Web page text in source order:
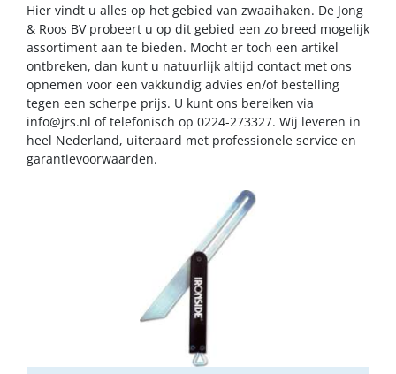
Hier vindt u alles op het gebied van zwaaihaken. De Jong
& Roos BV probeert u op dit gebied een zo breed mogelijk
assortiment aan te bieden. Mocht er toch een artikel
ontbreken, dan kunt u natuurlijk altijd contact met ons
opnemen voor een vakkundig advies en/of bestelling
tegen een scherpe prijs. U kunt ons bereiken via
info@jrs.nl of telefonisch op 0224-273327. Wij leveren in
heel Nederland, uiteraard met professionele service en
garantievoorwaarden.